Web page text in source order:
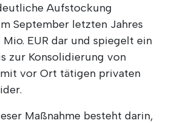
Aufstockung
September letzten Jahres
EUR dar und spiegelt ein
zur Konsolidierung von
vor Ort tätigen privaten
Maßnahme besteht darin,